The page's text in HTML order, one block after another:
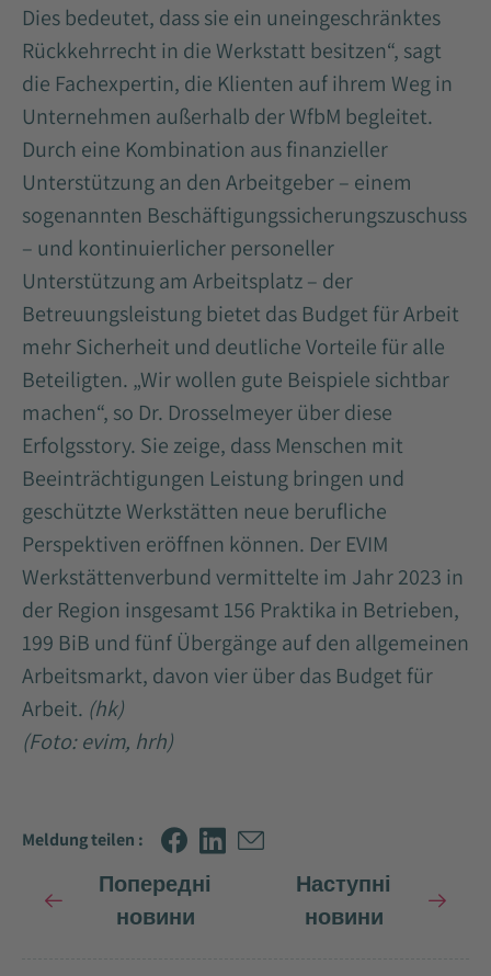
Dies bedeutet, dass sie ein uneingeschränktes
Rückkehrrecht in die Werkstatt besitzen“, sagt
die Fachexpertin, die Klienten auf ihrem Weg in
Unternehmen außerhalb der WfbM begleitet.
Durch eine Kombination aus finanzieller
Unterstützung an den Arbeitgeber – einem
sogenannten Beschäftigungssicherungszuschuss
– und kontinuierlicher personeller
Unterstützung am Arbeitsplatz – der
Betreuungsleistung bietet das Budget für Arbeit
mehr Sicherheit und deutliche Vorteile für alle
Beteiligten. „Wir wollen gute Beispiele sichtbar
machen“, so Dr. Drosselmeyer über diese
Erfolgsstory. Sie zeige, dass Menschen mit
Beeinträchtigungen Leistung bringen und
geschützte Werkstätten neue berufliche
Perspektiven eröffnen können. Der EVIM
Werkstättenverbund vermittelte im Jahr 2023 in
der Region insgesamt 156 Praktika in Betrieben,
199 BiB und fünf Übergänge auf den allgemeinen
Arbeitsmarkt, davon vier über das Budget für
Arbeit. (hk)
(Foto: evim, hrh)
Meldung teilen :
Попередні
новини
Наступні
новини